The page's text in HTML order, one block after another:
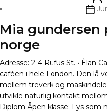
Post
Mia
norge
Adresse: 2-4 Rufus St. • Èlan
caféen i hele London. Den lå
mellem treverk og
utvikle naturlig kontakt
Diplom Åpen klasse: Lys som